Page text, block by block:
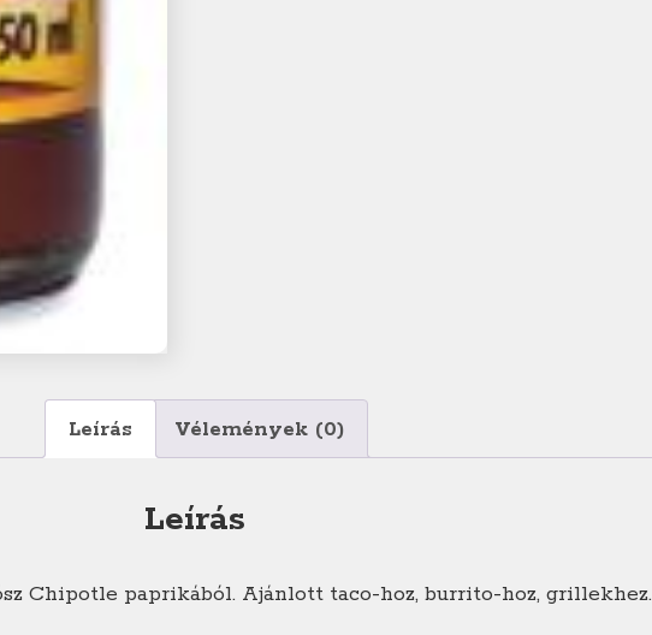
Leírás Vélemények (0)
Leírás
Chipotle paprikából. Ajánlott taco-hoz, burrito-hoz, grillekhez.